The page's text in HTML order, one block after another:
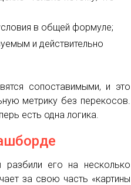
в общей формуле;
и действительно
сопоставимыми, и это
метрику без перекосов.
есть одна логика.
его на несколько
за свою часть «картины